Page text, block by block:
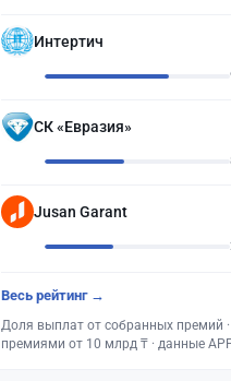
Интертич
СК «Евразия»
Jusan Garant
Весь рейтинг →
Доля выплат от собранных премий
премиями от 10 млрд ₸ · данные